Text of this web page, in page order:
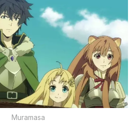
Muramasa